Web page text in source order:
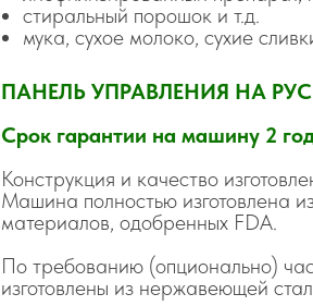
стиральный порошок и т.д.
мука, сухое молоко, сухие
ПАНЕЛЬ УПРАВЛЕНИЯ НА
Срок гарантии на машину 2
Конструкция и качество
Машина полностью изготовлена
материалов, одобренных FDA.
По требованию (опционально)
изготовлены из нержавеющей